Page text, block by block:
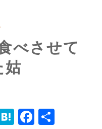
べさせて
姑
Hatena共